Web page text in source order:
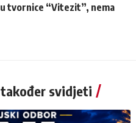
tvornice “Vitezit”, nema
također svidjeti